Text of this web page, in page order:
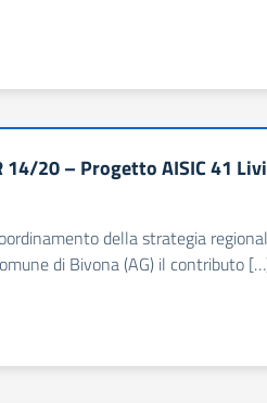
14/20 – Progetto AISIC 41
della strategia
di Bivona (AG) il contributo